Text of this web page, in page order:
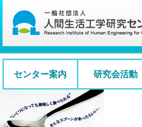
センター案内 研究会活動